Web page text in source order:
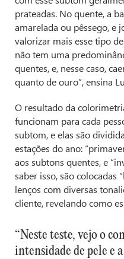
prateadas. No quente, a
amarelada ou pêssego, e
valorizar mais esse tipo
não tem uma
quentes, e, nesse caso,
quanto de ouro”, ensina
O resultado da
funcionam para cada
subtom, e elas são
estações do ano:
aos subtons quentes, e
saber isso, são colocadas
lenços com diversas
cliente, revelando como
“Neste teste, vejo o
intensidade de pele e